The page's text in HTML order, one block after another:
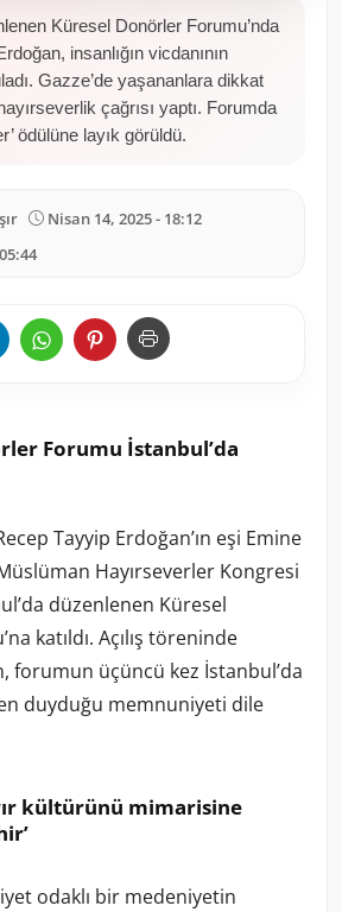
Küresel Donörler Forumu’nda
insanlığın vicdanının
Gazze’de yaşananlara dikkat
çağrısı yaptı. Forumda
ödülüne layık görüldü.
Nisan 14, 2025 - 18:12
Forumu İstanbul’da
Tayyip Erdoğan’ın eşi Emine
Hayırseverler Kongresi
düzenlenen Küresel
katıldı. Açılış töreninde
forumun üçüncü kez İstanbul’da
duyduğu memnuniyeti dile
kültürünü mimarisine
odaklı bir medeniyetin